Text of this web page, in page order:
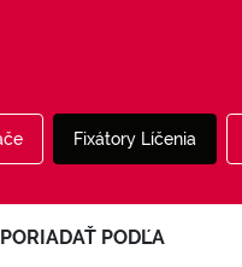
Fixátory Líčenia
PODĽA